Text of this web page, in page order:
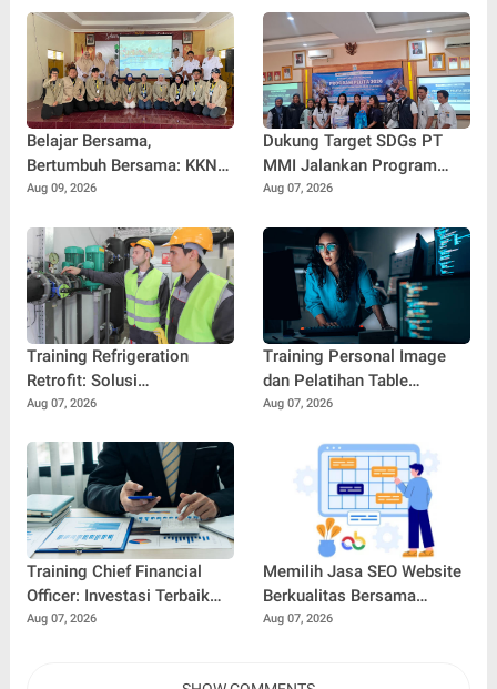
Belajar Bersama,
Bertumbuh Bersama: KKN-
PPM UGM Bersama
Karangduren
Aug 09, 2026
Dukung Target SDGs PT
MMI Jalankan Program
Pencegahan Stunting Di
Aug 07, 2026
Training Refrigeration
Retrofit: Solusi
Meningkatkan Efisiensi dan
Pendingin Modern
Aug 07, 2026
Training Personal Image
dan Pelatihan Table
Manners: Kunci
Profesionalisme dan
Kepercayaan Diri di Dunia
Aug 07, 2026
Training Chief Financial
Officer: Investasi Terbaik
untuk Mencetak Pemimpin
Aug 07, 2026
Memilih Jasa SEO Website
Berkualitas Bersama
SEOBITT untuk
Aug 07, 2026